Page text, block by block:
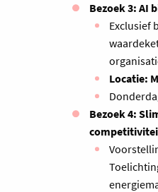
Bezoek 3: AI
Exclusief
Locatie:
Bezoek 4: